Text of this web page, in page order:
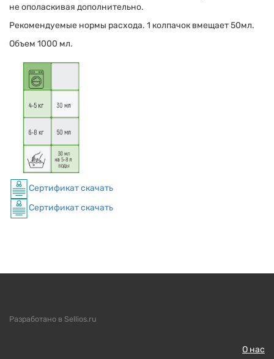
не ополаскивая дополнительно.
Рекомендуемые нормы расхода. 1 колпачок вмещает 50мл.
Объем 1000 мл.
Сертификат скачать
Сертификат скачать
Разработано в Sellios.ru
О нас